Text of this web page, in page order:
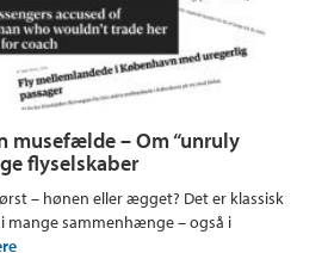
musefælde – Om “unruly
flyselskaber
– hønen eller ægget? Det er klassisk
mange sammenhænge – også i